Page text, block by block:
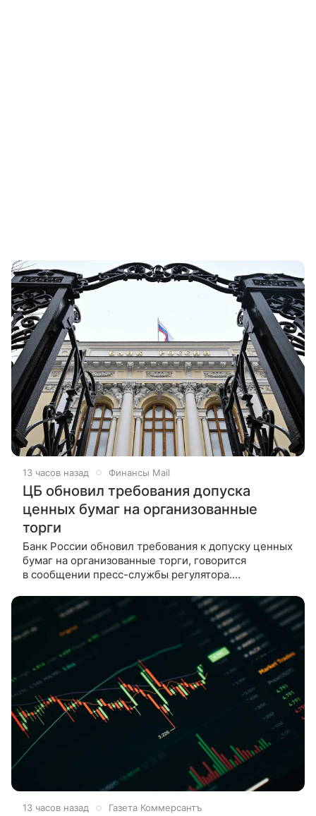
13 часов назад Финансы Mail
ЦБ обновил требования допуска
ценных бумаг на организованные
торги
Банк России обновил требования к допуску ценных
бумаг на организованные торги, говорится
в сообщении пресс-службы регулятора.
хорошо зарекомендовавшие
13 часов назад Газета Коммерсантъ